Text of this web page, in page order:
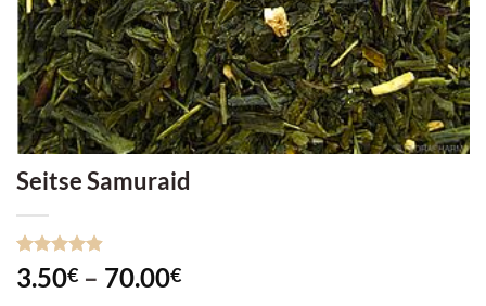
Seitse Samuraid
Hinnatud
4.88/5
42
3.50€ – 70.00€Hinnavahemik: